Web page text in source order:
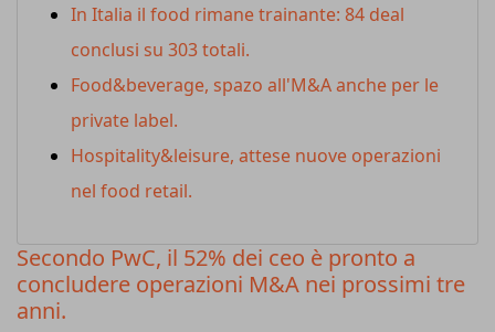
In Italia il food rimane trainante: 84 deal
conclusi su 303 totali.
Food&beverage, spazo all'M&A anche per le
private label.
Hospitality&leisure, attese nuove operazioni
nel food retail.
Secondo PwC, il 52% dei ceo è pronto a
concludere operazioni M&A nei prossimi tre
anni.